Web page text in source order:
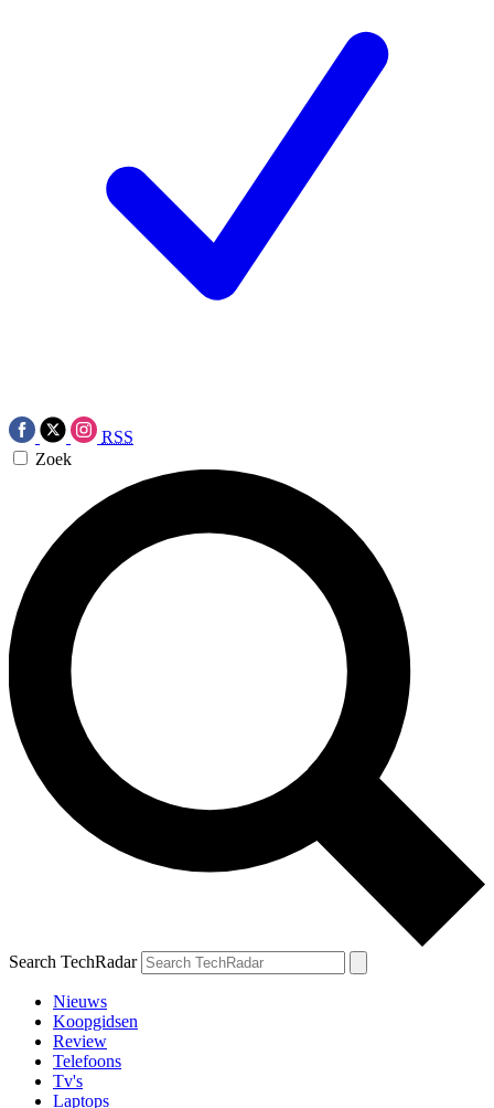
RSS
Zoek
Search TechRadar
Nieuws
Koopgidsen
Review
Telefoons
Tv's
Laptops